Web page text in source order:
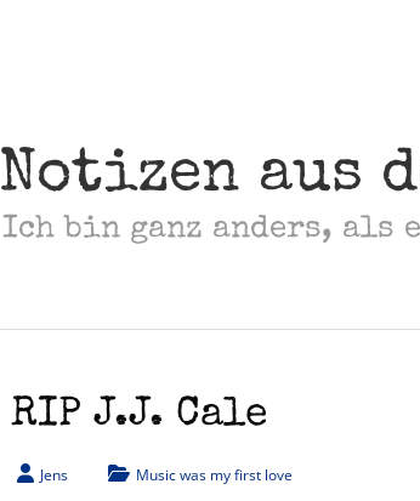
Notizen aus
Ich bin ganz anders,
RIP J.J. Cale
Jens Music was my first love